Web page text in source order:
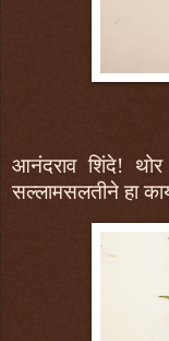
आनंदराव शिंदे! थोर
सल्लामसलतीने हा